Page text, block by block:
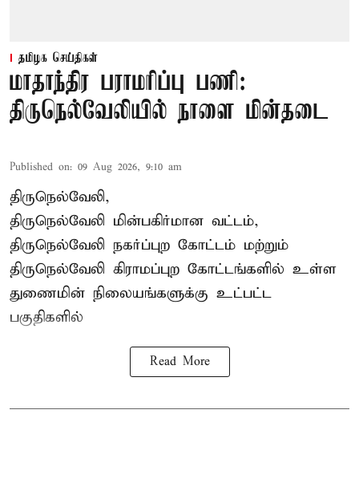
தமிழக செய்திகள்
மாதாந்திர பராமரிப்பு பணி:
திருநெல்வேலியில் நாளை மின்தடை
Published on: 09 Aug 2026, 9:10 am
திருநெல்வேலி,
திருநெல்வேலி மின்பகிர்மான வட்டம்,
திருநெல்வேலி நகர்ப்புற கோட்டம் மற்றும்
திருநெல்வேலி கிராமப்புற கோட்டங்களில் உள்ள
துணைமின் நிலையங்களுக்கு உட்பட்ட
பகுதிகளில்
Read More